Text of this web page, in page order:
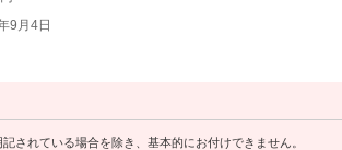
9月4日
されている場合を除き、基本的にお付けできません。